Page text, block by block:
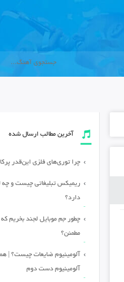
آخرین مطالب ارسال شده
چرا توری‌های فلزی این‌قدر
ریمیکس تبلیغاتی چیست و چه
دارد؟
چطور جم موبایل لجند بخریم
مطمئن؟
آلومینیوم ضایعات چیست؟ |
آلومینیوم دست دوم